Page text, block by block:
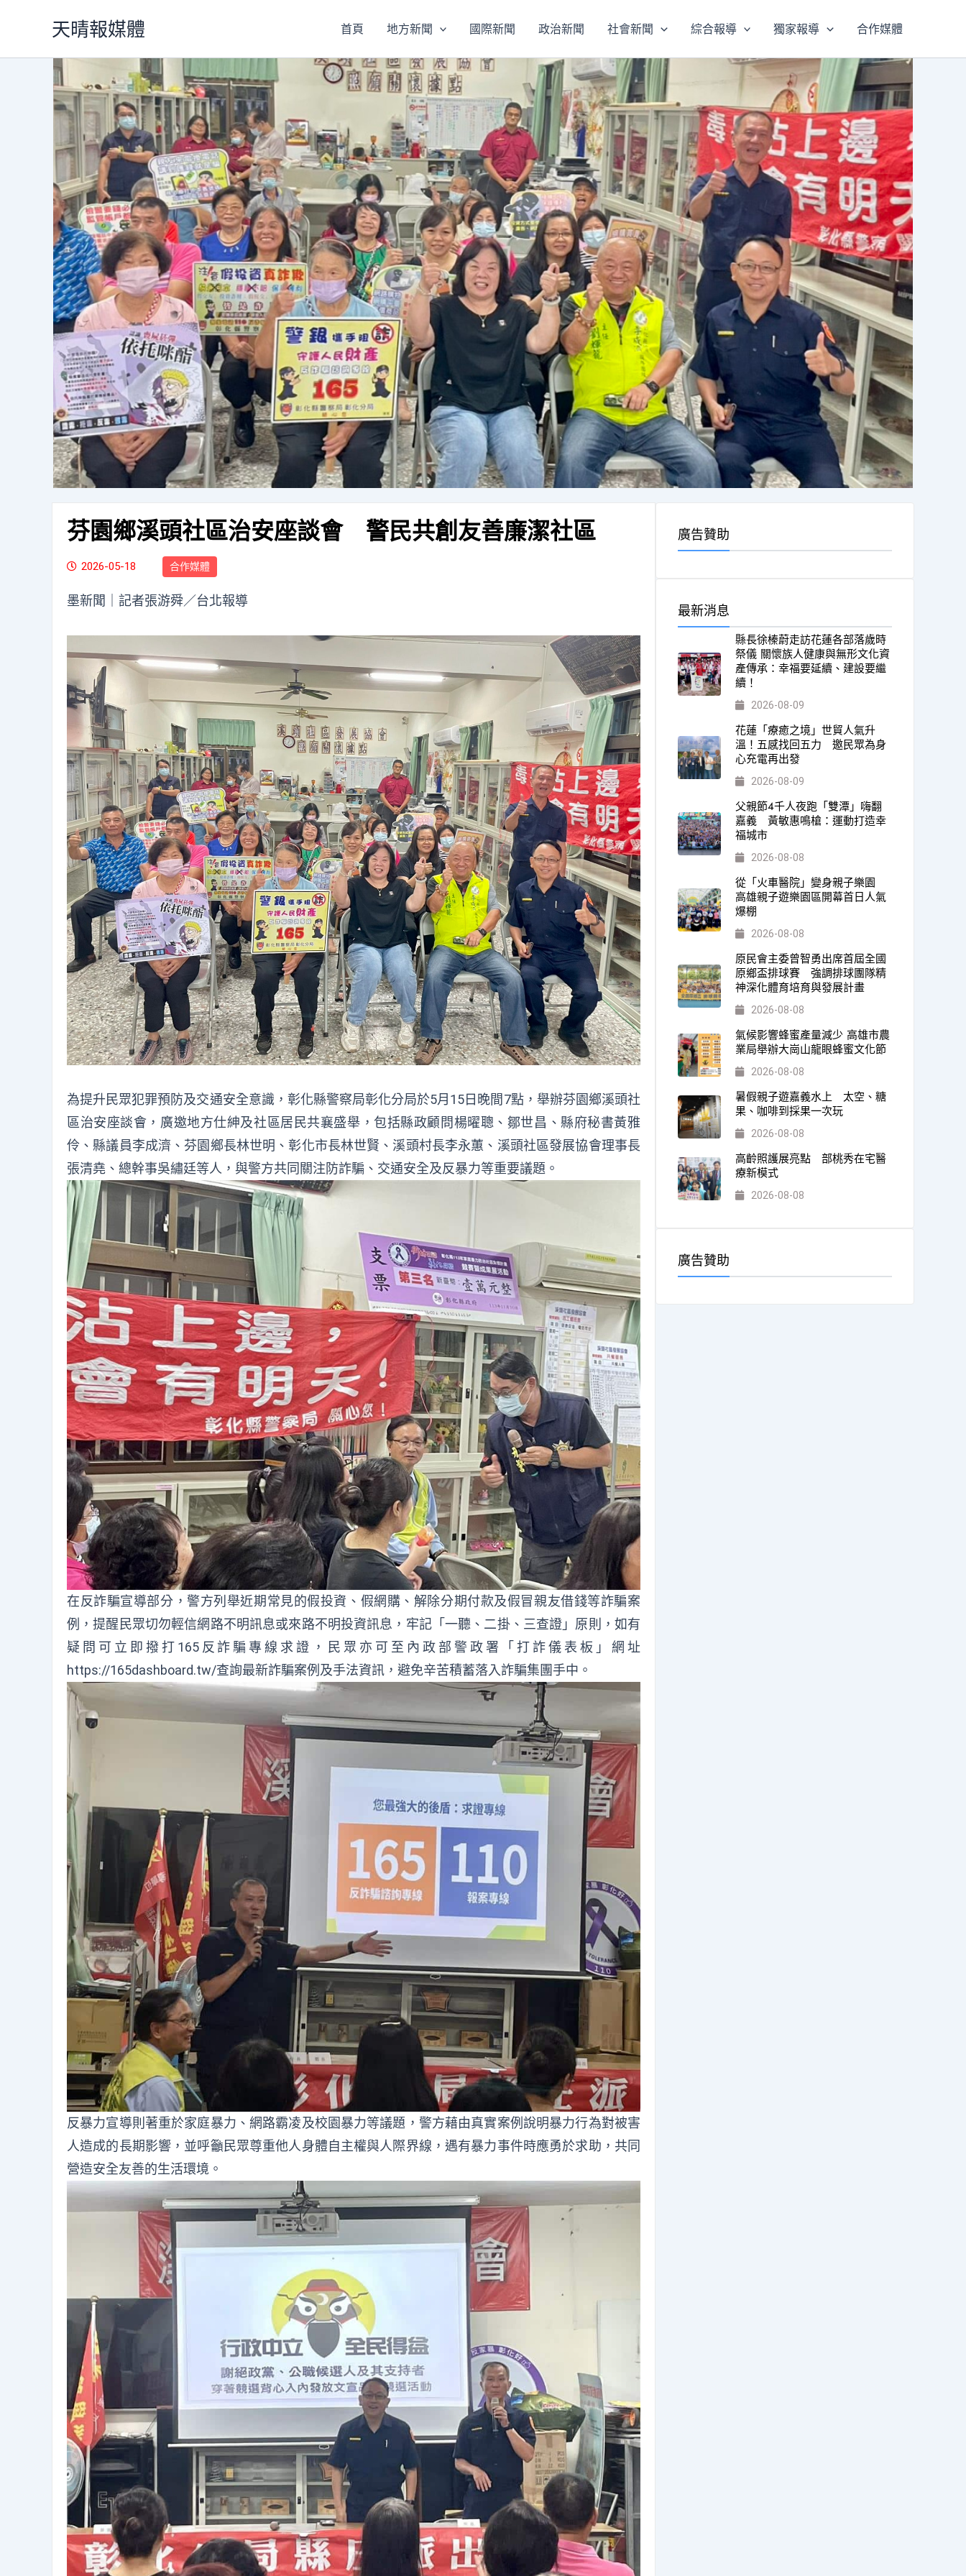
天晴報媒體 首頁 地方新聞 國際新聞 政治新聞 社會新聞 綜合報導 獨家報導 合作媒體
芬園鄉溪頭社區治安座談會 警民共創友善廉潔社區
2026-05-18 合作媒體
墨新聞 ｜記者張游舜／台北報導
為提升民眾犯罪預防及交通安全意識，彰化縣警察局彰化分局於5月15日晚間7點，舉辦芬園鄉溪頭社
區治安座談會，廣邀地方仕紳及社區居民共襄盛舉，包括縣政顧問楊曜聰、鄒世昌、縣府秘書黃雅
伶、縣議員李成濟、芬園鄉長林世明、彰化市長林世賢、溪頭村長李永蕙、溪頭社區發展協會理事長
張清堯、總幹事吳繡廷等人，與警方共同關注防詐騙、交通安全及反暴力等重要議題。
在反詐騙宣導部分，警方列舉近期常見的假投資、假網購、解除分期付款及假冒親友借錢等詐騙案
例，提醒民眾切勿輕信網路不明訊息或來路不明投資訊息，牢記「一聽、二掛、三查證」原則，如有
疑問可立即撥打165反詐騙專線求證，民眾亦可至內政部警政署「打詐儀表板」網址
https://165dashboard.tw/查詢最新詐騙案例及手法資訊，避免辛苦積蓄落入詐騙集團手中。
反暴力宣導則著重於家庭暴力、網路霸凌及校園暴力等議題，警方藉由真實案例說明暴力行為對被害
人造成的長期影響，並呼籲民眾尊重他人身體自主權與人際界線，遇有暴力事件時應勇於求助，共同
營造安全友善的生活環境。
廣告贊助
最新消息
縣長徐榛蔚走訪花蓮各部落歲時
祭儀 關懷族人健康與無形文化資
產傳承：幸福要延續、建設要繼
續！
2026-08-09
花蓮「療癒之境」世貿人氣升
溫！五感找回五力 邀民眾為身
心充電再出發
2026-08-09
父親節4千人夜跑「雙潭」嗨翻
嘉義 黃敏惠鳴槍：運動打造幸
福城市
2026-08-08
從「火車醫院」變身親子樂園
高雄親子遊樂園區開幕首日人氣
爆棚
2026-08-08
原民會主委曾智勇出席首屆全國
原鄉盃排球賽 強調排球團隊精
神深化體育培育與發展計畫
2026-08-08
氣候影響蜂蜜產量減少 高雄市農
業局舉辦大崗山龍眼蜂蜜文化節
2026-08-08
暑假親子遊嘉義水上 太空、糖
果、咖啡到採果一次玩
2026-08-08
高齡照護展亮點 部桃秀在宅醫
療新模式
2026-08-08
廣告贊助